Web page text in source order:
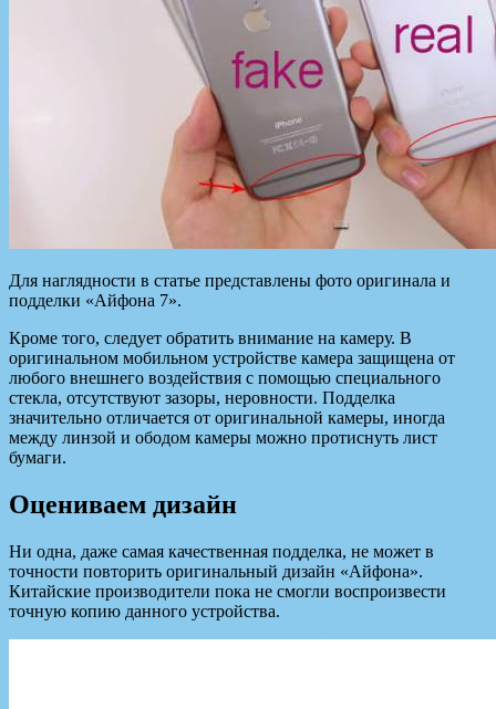
Для наглядности в статье представлены фото оригинала и
подделки «Айфона 7».
Кроме того, следует обратить внимание на камеру. В
оригинальном мобильном устройстве камера защищена от
любого внешнего воздействия с помощью специального
стекла, отсутствуют зазоры, неровности. Подделка
значительно отличается от оригинальной камеры, иногда
между линзой и ободом камеры можно протиснуть лист
бумаги.
Оцениваем дизайн
Ни одна, даже самая качественная подделка, не может в
точности повторить оригинальный дизайн «Айфона».
Китайские производители пока не смогли воспроизвести
точную копию данного устройства.